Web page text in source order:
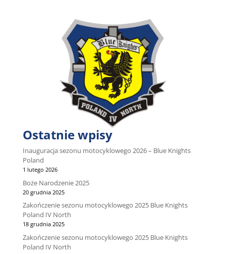
Ostatnie wpisy
Inauguracja sezonu motocyklowego 2026 – Blue Knights
Poland
1 lutego 2026
Boże Narodzenie 2025
20 grudnia 2025
Zakończenie sezonu motocyklowego 2025 Blue Knights
Poland IV North
18 grudnia 2025
Zakończenie sezonu motocyklowego 2025 Blue Knights
Poland IV North